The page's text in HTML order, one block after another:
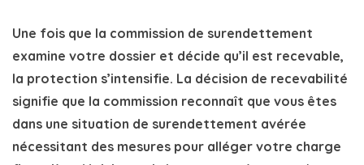
Une fois que la commission de surendettement
examine votre dossier et décide qu’il est recevable,
la protection s’intensifie. La décision de recevabilité
signifie que la commission reconnaît que vous êtes
dans une situation de surendettement avérée
nécessitant des mesures pour alléger votre charge